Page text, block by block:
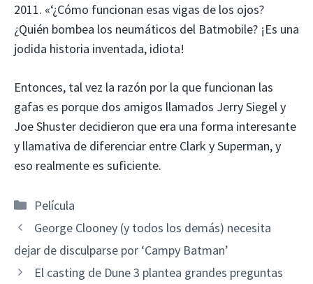
2011. «‘¿Cómo funcionan esas vigas de los ojos?
¿Quién bombea los neumáticos del Batmobile? ¡Es una
jodida historia inventada, idiota!
Entonces, tal vez la razón por la que funcionan las
gafas es porque dos amigos llamados Jerry Siegel y
Joe Shuster decidieron que era una forma interesante
y llamativa de diferenciar entre Clark y Superman, y
eso realmente es suficiente.
Categorías
Película
George Clooney (y todos los demás) necesita
dejar de disculparse por ‘Campy Batman’
El casting de Dune 3 plantea grandes preguntas